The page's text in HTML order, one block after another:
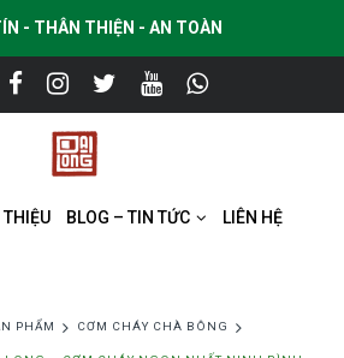
- THÂN THIỆN - AN TOÀN
THIỆU BLOG – TIN TỨC LIÊN HỆ
PHẨM CƠM CHÁY CHÀ BÔNG